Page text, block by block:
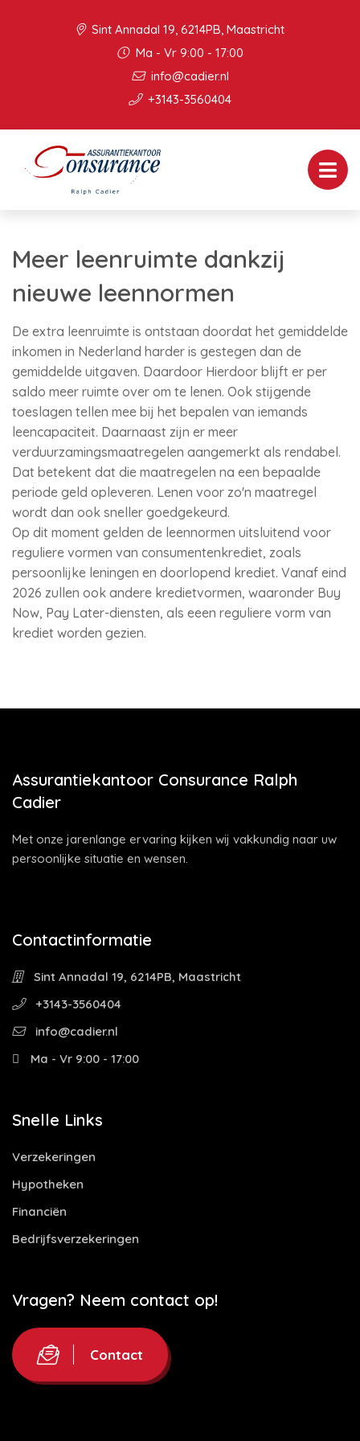
Sint Annadal 19, 6214PB, Maastricht
Ma - Vr 9:00 - 17:00
info@cadier.nl
+3143-3560404
Meer leenruimte dankzij
nieuwe leennormen
De extra leenruimte is ontstaan doordat het gemiddelde
inkomen in Nederland harder is gestegen dan de
gemiddelde uitgaven. Daardoor Hierdoor blijft er per
saldo meer ruimte over om te lenen. Ook stijgende
toeslagen tellen mee bij het bepalen van iemands
leencapaciteit. Daarnaast zijn er meer
verduurzamingsmaatregelen aangemerkt als rendabel.
Dat betekent dat die maatregelen na een bepaalde
periode geld opleveren. Lenen voor zo'n maatregel
wordt dan ook sneller goedgekeurd.
Op dit moment gelden de leennormen uitsluitend voor
reguliere vormen van consumentenkrediet, zoals
persoonlijke leningen en doorlopend krediet. Vanaf eind
2026 zullen ook andere kredietvormen, waaronder Buy
Now, Pay Later-diensten, als eeen reguliere vorm van
krediet worden gezien.
Assurantiekantoor Consurance Ralph
Cadier
Met onze jarenlange ervaring kijken wij vakkundig naar uw
persoonlijke situatie en wensen.
Contactinformatie
Sint Annadal 19, 6214PB, Maastricht
+3143-3560404
info@cadier.nl
Ma - Vr 9:00 - 17:00
Snelle Links
Verzekeringen
Hypotheken
Financiën
Bedrijfsverzekeringen
Vragen? Neem contact op!
Contact